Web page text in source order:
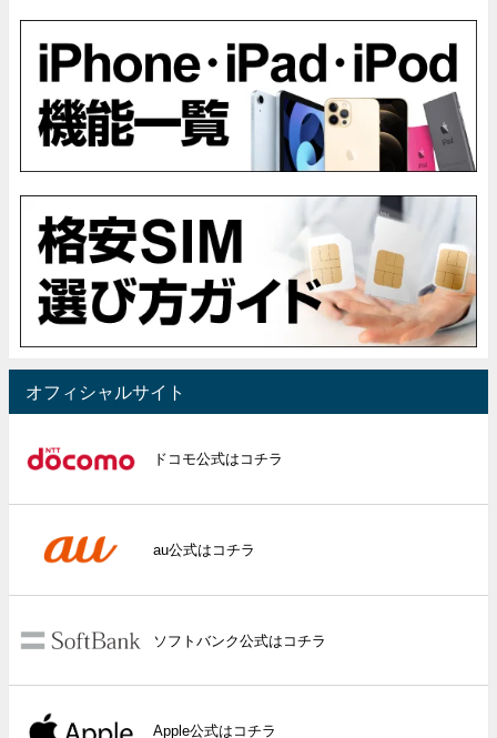
オフィシャルサイト
ドコモ公式はコチラ
au公式はコチラ
ソフトバンク公式はコチラ
Apple公式はコチラ